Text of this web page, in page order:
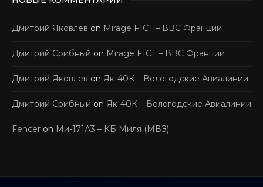
Дмитрий Яковлев on Mirage F1CT – ВВС Франции
Дмитрий Срибный on Mirage F1CT – ВВС Франции
Дмитрий Яковлев on Як-40К – Вологодские Авиалинии
Дмитрий Срибный on Як-40К – Вологодские Авиалинии
Fencer on Ми-171А3 – КБ Миля (МВЗ)